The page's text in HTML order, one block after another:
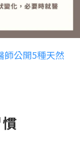
師公開5種天然